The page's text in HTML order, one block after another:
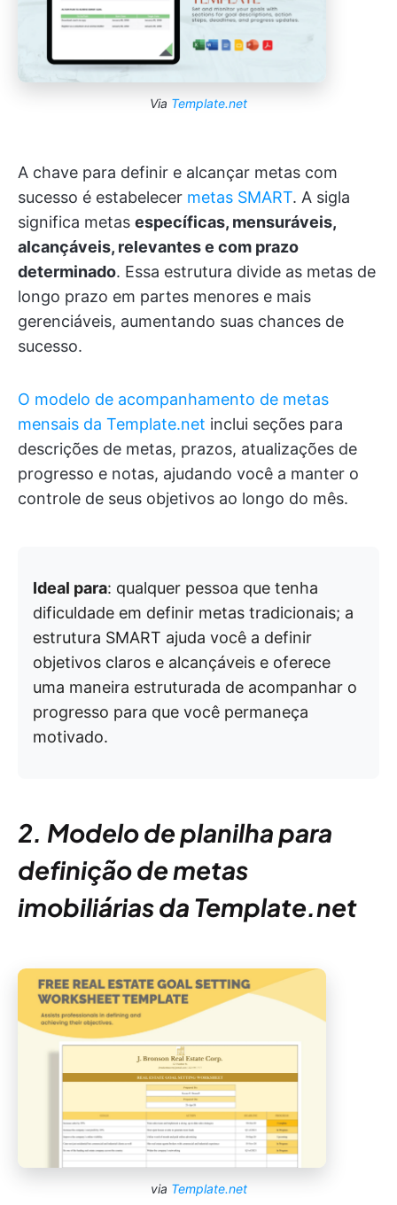
Via Template.net
A chave para definir e alcançar metas com
sucesso é estabelecer metas SMART. A sigla
significa metas específicas, mensuráveis,
alcançáveis, relevantes e com prazo
determinado. Essa estrutura divide as metas de
longo prazo em partes menores e mais
gerenciáveis, aumentando suas chances de
sucesso.
O modelo de acompanhamento de metas
mensais da Template.net inclui seções para
descrições de metas, prazos, atualizações de
progresso e notas, ajudando você a manter o
controle de seus objetivos ao longo do mês.
Ideal para: qualquer pessoa que tenha
dificuldade em definir metas tradicionais; a
estrutura SMART ajuda você a definir
objetivos claros e alcançáveis e oferece
uma maneira estruturada de acompanhar o
progresso para que você permaneça
motivado.
2. Modelo de planilha para
definição de metas
imobiliárias da Template.net
via Template.net